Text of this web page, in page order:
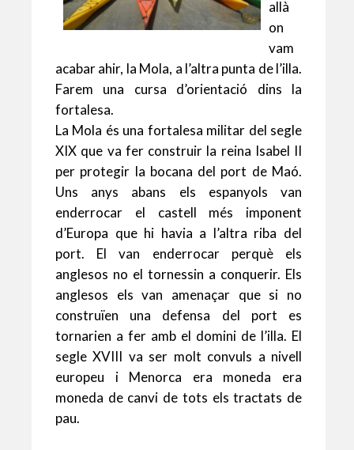
allà
on
vam
acabar ahir, la Mola, a l’altra punta de l’illa.
Farem una cursa d’orientació dins la
fortalesa.
La Mola és una fortalesa militar del segle
XIX que va fer construir la reina Isabel II
per protegir la bocana del port de Maó.
Uns anys abans els espanyols van
enderrocar el castell més imponent
d’Europa que hi havia a l’altra riba del
port. El van enderrocar perquè els
anglesos no el tornessin a conquerir. Els
anglesos els van amenaçar que si no
construïen una defensa del port es
tornarien a fer amb el domini de l’illa. El
segle XVIII va ser molt convuls a nivell
europeu i Menorca era moneda era
moneda de canvi de tots els tractats de
pau.